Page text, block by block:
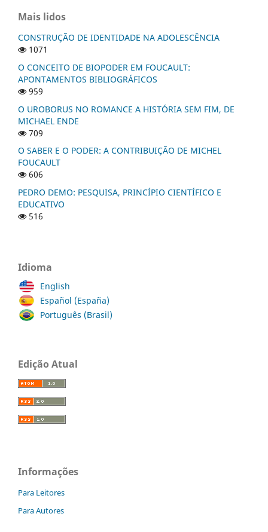
Mais lidos
CONSTRUÇÃO DE IDENTIDADE NA ADOLESCÊNCIA
1071
O CONCEITO DE BIOPODER EM FOUCAULT:
APONTAMENTOS BIBLIOGRÁFICOS
959
O UROBORUS NO ROMANCE A HISTÓRIA SEM FIM, DE
MICHAEL ENDE
709
O SABER E O PODER: A CONTRIBUIÇÃO DE MICHEL
FOUCAULT
606
PEDRO DEMO: PESQUISA, PRINCÍPIO CIENTÍFICO E
EDUCATIVO
516
Idioma
English
Español (España)
Português (Brasil)
Edição Atual
Informações
Para Leitores
Para Autores